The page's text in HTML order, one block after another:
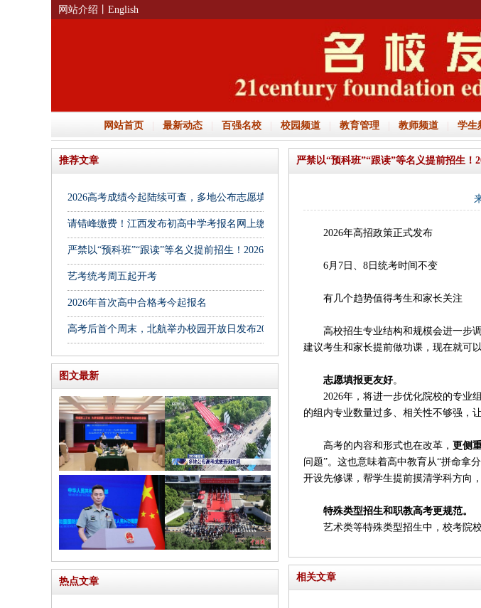
网站介绍 丨English
网站首页 最新动态 百强名校 校园频道 教育管理 教师频道 学生
推荐文章
2026高考成绩今起陆续可查，多地公布志愿填报安排
请错峰缴费！江西发布初高中学考报名网上缴费温馨提示
严禁以“预科班”“跟读”等名义提前招生！2026年高招政策发布→
艺考统考周五起开考
2026年首次高中合格考今起报名
高考后首个周末，北航举办校园开放日发布2025年招生亮点
图文最新
热点文章
严禁以“预科班”“跟读”等名义提前招生！
2026年高招政策正式发布
6月7日、8日统考时间不变
有几个趋势值得考生和家长关注
高校招生专业结构和规模会进一步调
建议考生和家长提前做功课，现在就可
志愿填报更友好。
2026年，将进一步优化院校的专业组
的组内专业数量过多、相关性不够强，
高考的内容和形式也在改革， 更侧
问题”。这也意味着高中教育从“拼命拿
开设先修课，帮学生提前摸清学科方向
特殊类型招生和职教高考更规范。
艺术类等特殊类型招生中，校考院校
相关文章